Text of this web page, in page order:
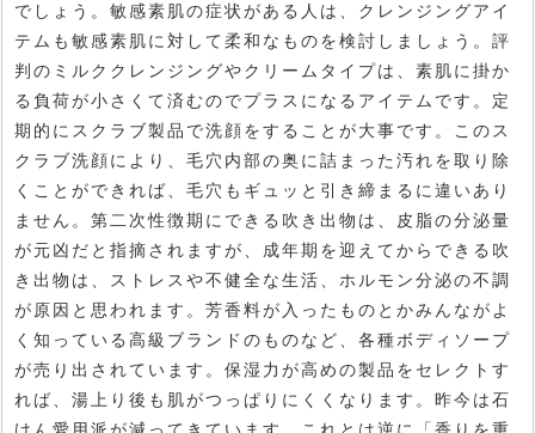
でしょう。敏感素肌の症状がある人は、クレンジングアイ
テムも敏感素肌に対して柔和なものを検討しましょう。評
判のミルククレンジングやクリームタイプは、素肌に掛か
る負荷が小さくて済むのでプラスになるアイテムです。定
期的にスクラブ製品で洗顔をすることが大事です。このス
クラブ洗顔により、毛穴内部の奥に詰まった汚れを取り除
くことができれば、毛穴もギュッと引き締まるに違いあり
ません。第二次性徴期にできる吹き出物は、皮脂の分泌量
が元凶だと指摘されますが、成年期を迎えてからできる吹
き出物は、ストレスや不健全な生活、ホルモン分泌の不調
が原因と思われます。芳香料が入ったものとかみんながよ
く知っている高級ブランドのものなど、各種ボディソープ
が売り出されています。保湿力が高めの製品をセレクトす
れば、湯上り後も肌がつっぱりにくくなります。昨今は石
けん愛用派が減ってきています。これとは逆に「香りを重